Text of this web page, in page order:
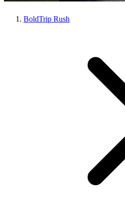
BoldTrip Rush